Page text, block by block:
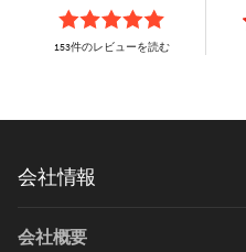
153件のレビューを読む
会社情報
会社概要